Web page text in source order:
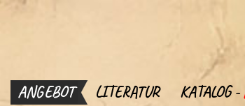
ANGEBOT LITERATUR KATALOG -